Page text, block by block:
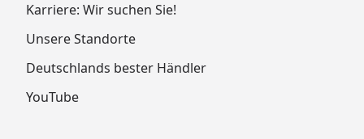
Karriere: Wir suchen Sie!
Unsere Standorte
Deutschlands bester Händler
YouTube